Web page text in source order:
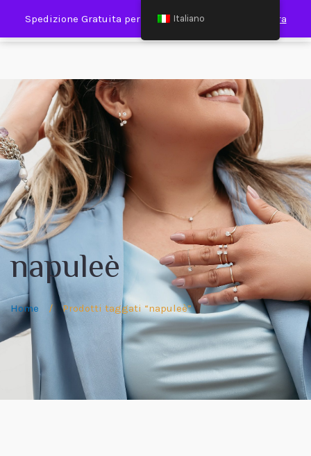
Spedizione Gratuita per Spesa Minima €120,00 Ignora
napuleè
Home / Prodotti taggati “napuleè”
Italiano